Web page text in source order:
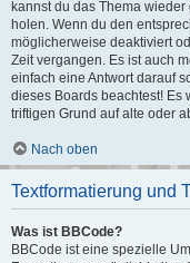
kannst du das Thema
holen. Wenn du den
möglicherweise deaktiviert
Zeit vergangen. Es ist auch
einfach eine Antwort darauf
dieses Boards beachtest! Es
triftigen Grund auf alte oder
Nach oben
Textformatierung und
Was ist BBCode?
BBCode ist eine spezielle